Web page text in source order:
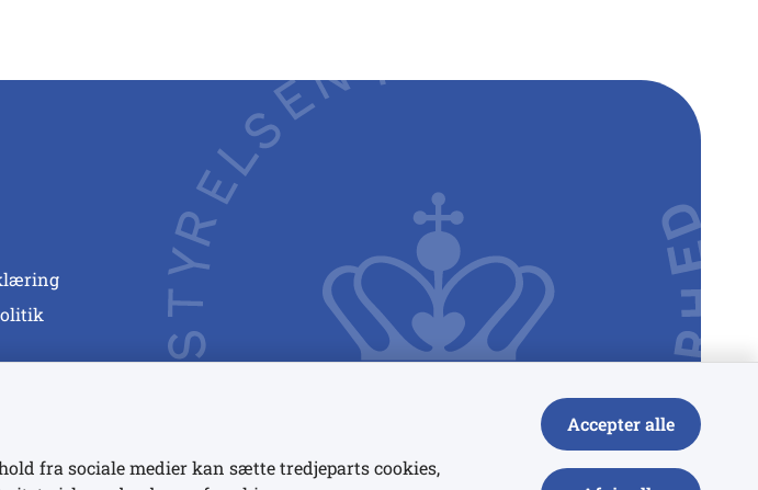
fra sociale medier kan sætte tredjeparts cookies,
Accepter alle